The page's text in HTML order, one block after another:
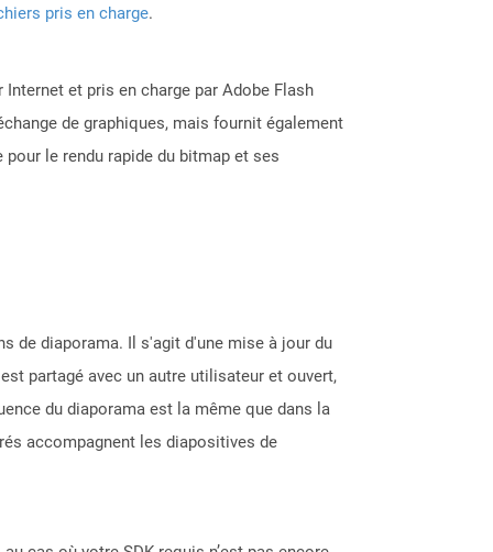
pris en charge.
et pris en charge par Adobe Flash
de graphiques, mais fournit également
le rendu rapide du bitmap et ses
de diaporama. Il s'agit d'une mise à jour du
partagé avec un autre utilisateur et ouvert,
du diaporama est la même que dans la
accompagnent les diapositives de